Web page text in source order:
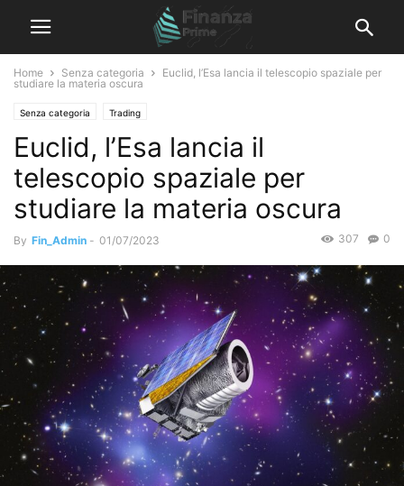
Home Senza categoria
Euclid, l’Esa lancia il telescopio spaziale per
studiare la materia oscura
Senza categoria Trading
Euclid, l’Esa lancia il
telescopio spaziale per
studiare la materia oscura
By Fin_Admin - 01/07/2023 0
307